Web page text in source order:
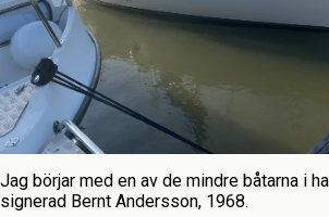
Jag börjar med en av de mindre båtarna i
signerad Bernt Andersson, 1968.